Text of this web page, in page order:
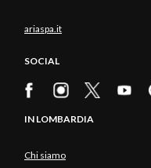
ariaspa.it
SOCIAL
IN LOMBARDIA
Chi siamo